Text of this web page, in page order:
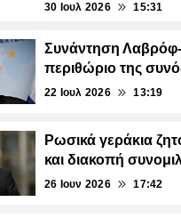
30 Ιουλ 2026 15:31
Συνάντηση
περιθώριο της
22 Ιουλ 2026 13:19
Ρωσικά γεράκια
και διακοπή
26 Ιουν 2026 17:42